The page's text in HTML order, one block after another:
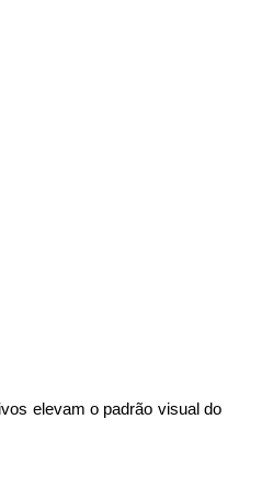
elevam o padrão visual do